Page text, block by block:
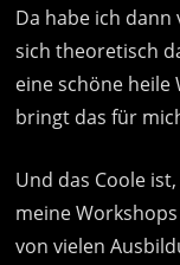
Da habe ich dann
sich theoretisch
eine schöne heile
bringt das für
Und das Coole
meine
von vielen